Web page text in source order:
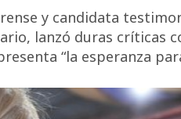
y candidata
lanzó duras críticas
“la esperanza